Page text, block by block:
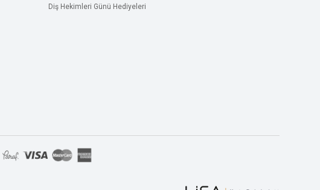
Diş Hekimleri Günü Hediyeleri